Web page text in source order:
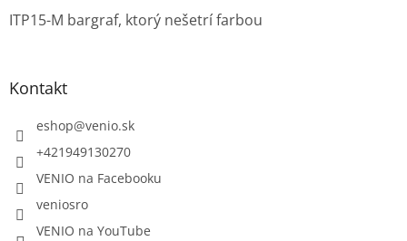
ITP15-M bargraf, ktorý nešetrí farbou
Kontakt
eshop@venio.sk
+421949130270
VENIO na Facebooku
veniosro
VENIO na YouTube